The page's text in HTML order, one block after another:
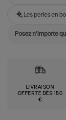
Les perles en
LIVRAISON
OFFERTE DÈS 150
€